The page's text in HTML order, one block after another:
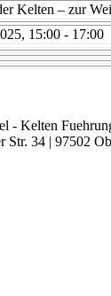
Kelten – zur
15:00 - 17:00
- Kelten
Str. 34 | 97502